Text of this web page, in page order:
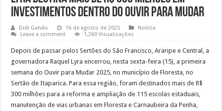
investimentos dentro do Ouvir para Mudar
Didi Galvão 16 de agosto de 2025
Notícia
Leave a comment
1,260 Visualizações
Depois de passar pelos Sertões do São Francisco, Araripe e Central, a
governadora Raquel Lyra encerrou, nesta sexta-feira (15), a primeira
semana do Ouvir para Mudar 2025, no município de Floresta, no
Sertão de Itaparica. Para essa região, foram destinados mais de R$
300 milhões para a reforma e ampliação de 115 escolas estaduais,
manutenção de vias urbanas em Floresta e Carnaubeira da Penha,